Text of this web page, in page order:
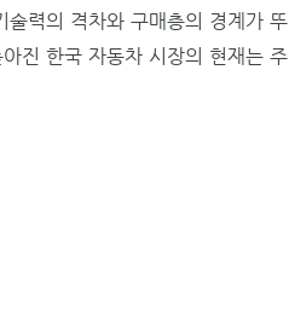
력의 격차와 구매층의 경계가 뚜
진 한국 자동차 시장의 현재는 주